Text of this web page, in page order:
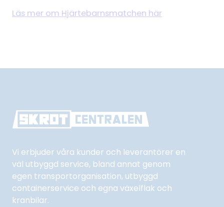
Läs mer om Hjärtebarnsmatchen här
Vi erbjuder våra kunder och leverantörer en
väl utbyggd service, bland annat genom
egen transportorganisation, utbyggd
containerservice och egna växelflak och
kranbilar.